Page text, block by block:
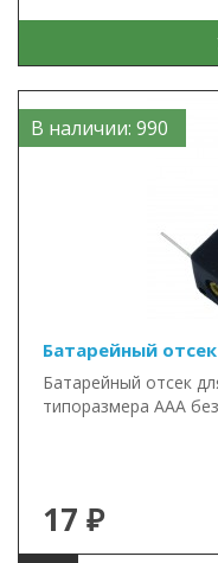
В наличии: 990
Батарейный
Батарейный отсек
типоразмера ААА
17 ₽